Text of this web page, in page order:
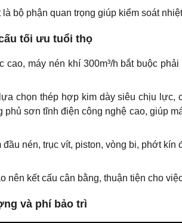
bộ phận quan trọng giúp kiểm soát
tối ưu tuổi thọ
máy nén khí 300m³/h bắt buộc
chọn thép hợp kim dày siêu chịu lực,
phủ sơn tĩnh điện công nghệ cao, giúp
nén, trục vít, piston, vòng bi, phớt
nên kết cấu cân bằng, thuận tiện cho
và phí bảo trì